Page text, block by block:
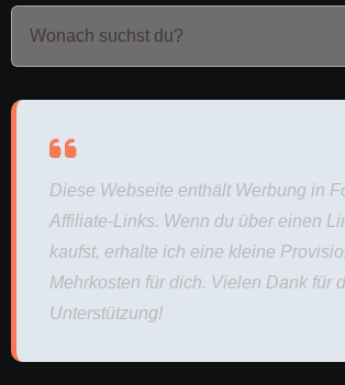
Diese Webseite enthält Werbung in
Affiliate-Links. Wenn du über einen
kaufst, erhalte ich eine kleine
Mehrkosten für dich. Vielen Dank für
Unterstützung!